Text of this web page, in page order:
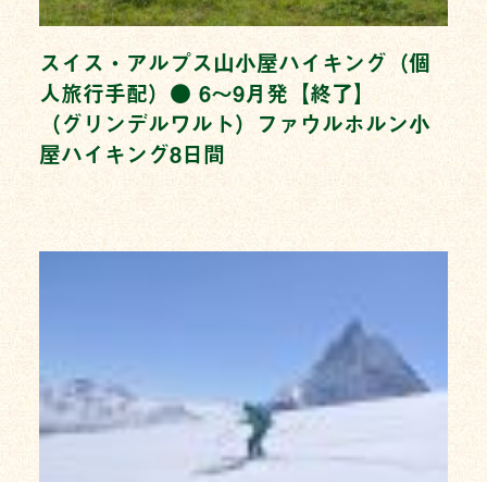
スイス・アルプス山小屋ハイキング（個
人旅行手配）● 6〜9月発【終了】
（グリンデルワルト）ファウルホルン小
屋ハイキング8日間